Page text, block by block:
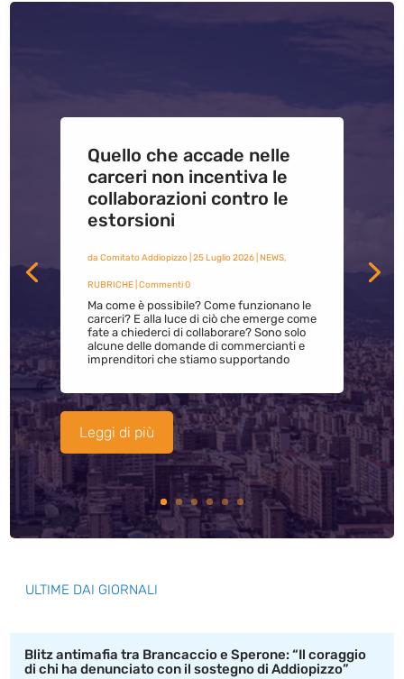
Quello che accade nelle
carceri non incentiva le
collaborazioni contro le
estorsioni
da Comitato Addiopizzo| 25 Luglio 2026| NEWS,
RUBRICHE| Commenti 0
Ma come è possibile? Come funzionano le
carceri? E alla luce di ciò che emerge come
fate a chiederci di collaborare? Sono solo
alcune delle domande di commercianti e
imprenditori che stiamo supportando
Leggi di più
ULTIME DAI GIORNALI
Blitz antimafia tra Brancaccio e Sperone: “Il coraggio
di chi ha denunciato con il sostegno di Addiopizzo”